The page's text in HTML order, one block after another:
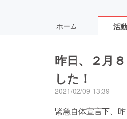
ホーム 活
昨日、２月
した！
2021/02/09 13:39
緊急自体宣言下、